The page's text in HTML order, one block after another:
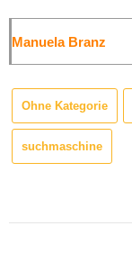
Manuela Branz
Ohne Kategorie
suchmaschine